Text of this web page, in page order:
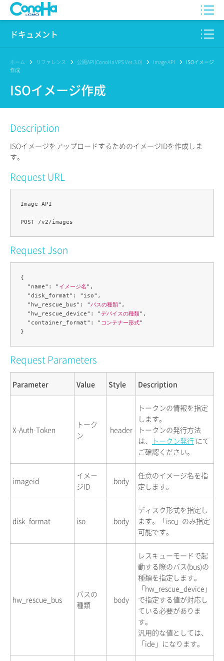
WING
Pencil
サービス一覧
サポート
ドキュメント
このサイトについて
プロダクト
リファレンス
リリースノート
ホーム リファレンス 公開API(ConoHa VPS Ver.3.0) Image API
ISOイメージ
作成
ISOイメージ作成
Description
ISOイメージをアップロードするためのイメージIDを作成しま
す。
Request URL
Image API
Request Json
{
  "name": "
イメージ名",
  "disk_format": "iso",
  "hw_rescue_bus": "
バスの種類",
  "hw_rescue_device": "
デバイスの種類",
  "container_format": "
コンテナー形式"
Request Parameters
Parameter Value Style Description
X-Auth-Token
トーク
ン
header
トークンの情報を指定
します。
トークンの発行方法
は、
トークン発行 にて
ご確認ください。
imageid
イメー
ジID
body
任意のイメージ名を指
定します。
disk_format iso body
ディスク形式を指定し
ます。「iso」のみ指定
可能です。
hw_rescue_bus
バスの
種類
body
レスキューモードで起
動する際のバス(bus)の
種類を指定します。
「hw_rescue_device」
で指定する値が対応し
ている必要がありま
す。
汎用的な値としては、
「ide」になります。